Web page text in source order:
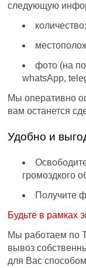
следующую
количество;
фото (на
whatsApp,
Мы оперативно
вам останется
Удобно и
громоздкого
Получите
Будьте в рамках
Мы работаем по
вывоз
для Вас